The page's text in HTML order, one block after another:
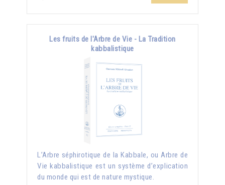
Les fruits de l'Arbre de Vie - La Tradition
kabbalistique
L’Arbre séphirotique de la Kabbale, ou Arbre de
Vie kabbalistique est un système d’explication
du monde qui est de nature mystique.